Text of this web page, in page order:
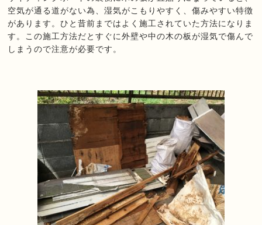
空気が通る道がない為、湿気がこもりやすく、傷みやすい特徴
があります。ひと昔前まではよく施工されていた方法になりま
す。この施工方法だとすぐに外壁や中の木の板が湿気で傷んで
しまうので注意が必要です。